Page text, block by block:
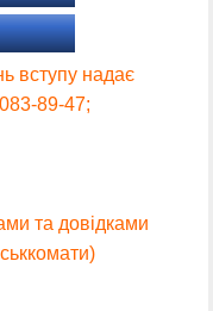
вступу надає
89-47;
та довідками